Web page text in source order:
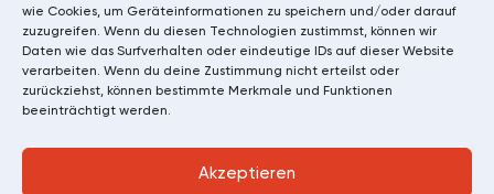
wie Cookies, um Geräteinformationen zu speichern und/oder darauf
zuzugreifen. Wenn du diesen Technologien zustimmst, können wir
Daten wie das Surfverhalten oder eindeutige IDs auf dieser Website
verarbeiten. Wenn du deine Zustimmung nicht erteilst oder
zurückziehst, können bestimmte Merkmale und Funktionen
beeinträchtigt werden.
Akzeptieren